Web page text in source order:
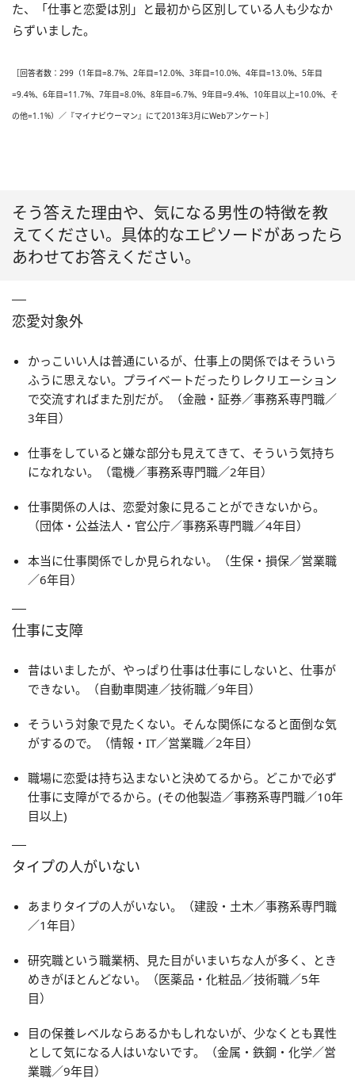
た、「仕事と恋愛は別」と最初から区別している人も少なか
らずいました。
［回答者数：299（1年目=8.7%、2年目=12.0%、3年目=10.0%、4年目=13.0%、5年目
=9.4%、6年目=11.7%、7年目=8.0%、8年目=6.7%、9年目=9.4%、10年目以上=10.0%、そ
の他=1.1%）／『マイナビウーマン』にて2013年3月にWebアンケート］
そう答えた理由や、気になる男性の特徴を教
えてください。具体的なエピソードがあったら
あわせてお答えください。
恋愛対象外
かっこいい人は普通にいるが、仕事上の関係ではそういう
ふうに思えない。プライベートだったりレクリエーション
で交流すればまた別だが。（金融・証券／事務系専門職／
3年目）
仕事をしていると嫌な部分も見えてきて、そういう気持ち
になれない。（電機／事務系専門職／2年目）
仕事関係の人は、恋愛対象に見ることができないから。
（団体・公益法人・官公庁／事務系専門職／4年目）
本当に仕事関係でしか見られない。（生保・損保／営業職
／6年目）
仕事に支障
昔はいましたが、やっぱり仕事は仕事にしないと、仕事が
できない。（自動車関連／技術職／9年目）
そういう対象で見たくない。そんな関係になると面倒な気
がするので。（情報・IT／営業職／2年目）
職場に恋愛は持ち込まないと決めてるから。どこかで必ず
仕事に支障がでるから。(その他製造／事務系専門職／10年
目以上)
タイプの人がいない
あまりタイプの人がいない。（建設・土木／事務系専門職
／1年目）
研究職という職業柄、見た目がいまいちな人が多く、とき
めきがほとんどない。（医薬品・化粧品／技術職／5年
目）
目の保養レベルならあるかもしれないが、少なくとも異性
として気になる人はいないです。（金属・鉄鋼・化学／営
業職／9年目）